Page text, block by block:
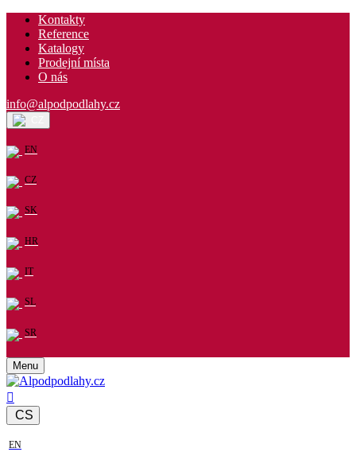
Kontakty
Reference
Katalogy
Prodejní místa
O nás
info@alpodpodlahy.cz
EN
CZ
SK
HR
IT
SL
SR
Menu
CS
EN